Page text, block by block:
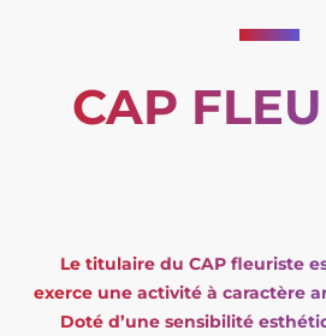
CAP
Le titulaire du CAP fleuriste
exerce une activité à caractère
Doté d’une sensibilité